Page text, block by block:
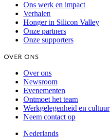
Ons werk en impact
Verhalen
Honger in Silicon Valley
Onze partners
Onze supporters
OVER ONS
Over ons
Newsroom
Evenementen
Ontmoet het team
Werkgelegenheid en cultuur
Neem contact op
Nederlands